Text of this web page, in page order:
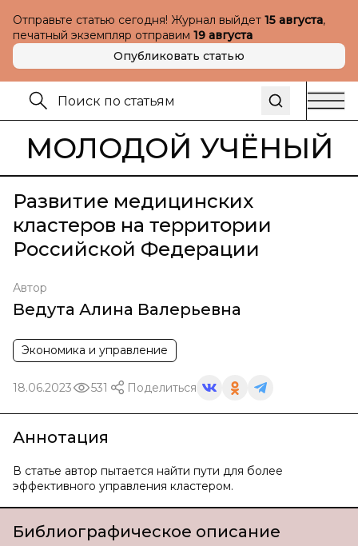
Отправьте статью сегодня! Журнал выйдет 15 августа,
печатный экземпляр отправим 19 августа
Опубликовать статью
МОЛОДОЙ УЧЁНЫЙ
Развитие медицинских
кластеров на территории
Российской Федерации
Автор
Ведута Алина Валерьевна
Экономика и управление
18.06.2023 531 Поделиться
Аннотация
В статье автор пытается найти пути для более
эффективного управления кластером.
Библиографическое описание